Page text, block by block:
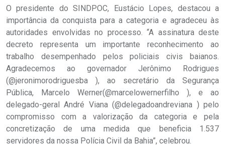
O presidente do SINDPOC, Eustácio Lopes, destacou a
importância da conquista para a categoria e agradeceu às
autoridades envolvidas no processo. “A assinatura deste
decreto representa um importante reconhecimento ao
trabalho desempenhado pelos policiais civis baianos.
Agradecemos ao governador Jerônimo Rodrigues
(@jeronimorodriguesba ), ao secretário da Segurança
Pública, Marcelo Werner(@marcelowernerfilho ), e ao
delegado-geral André Viana (@delegadoandreviana ) pelo
compromisso com a valorização da categoria e pela
concretização de uma medida que beneficia 1.537
servidores da nossa Polícia Civil da Bahia”, celebrou.